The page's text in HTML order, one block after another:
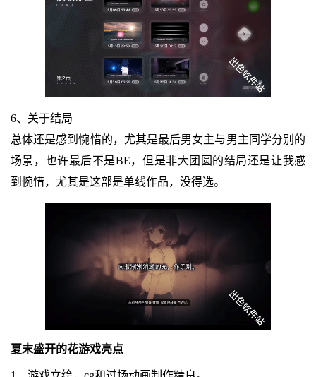
6、关于结局
总体还是感到惋惜的，尤其是最后男女主与男主同学分别的
场景，也许最后不是BE，但是非大团圆的结局还是让我感
到惋惜，尤其是这部是单线作品，没得选。
夏末盛开的花游戏亮点